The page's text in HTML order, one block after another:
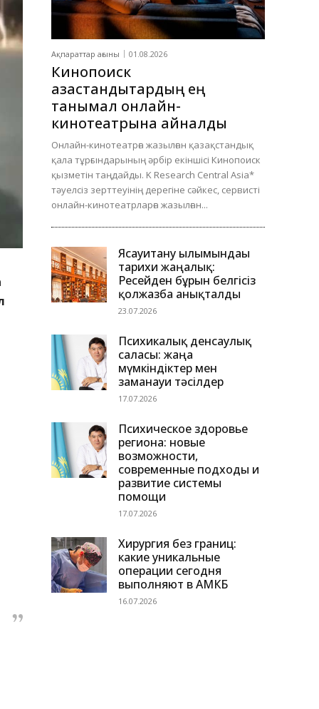
Ақпараттар ағыны 01.08.2026
Кинопоиск
қазақстандықтардың ең
танымал онлайн-
кинотеатрына айналды
Онлайн-кинотеатрға жазылған қазақстандық
қала тұрғындарының әрбір екіншісі Кинопоиск
қызметін таңдайды. K Research Central Asia*
тәуелсіз зерттеуінің дерегіне сәйкес, сервисті
онлайн-кинотеатрларға жазылған...
Ясауитану ғылымындағы
тарихи жаңалық:
Ресейден бұрын белгісіз
қолжазба анықталды
23.07.2026
Психикалық денсаулық
саласы: жаңа
мүмкіндіктер мен
заманауи тәсілдер
17.07.2026
Психическое здоровье
региона: новые
возможности,
современные подходы и
развитие системы
помощи
17.07.2026
Хирургия без границ:
какие уникальные
операции сегодня
выполняют в АМКБ
16.07.2026